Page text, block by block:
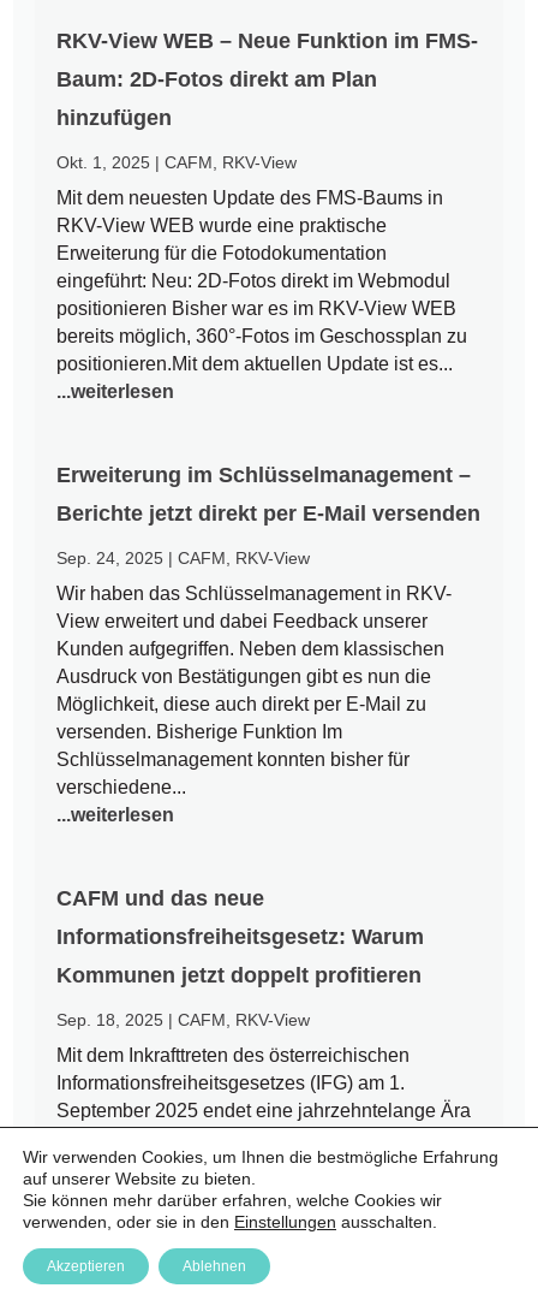
RKV-View WEB – Neue Funktion im FMS-
Baum: 2D-Fotos direkt am Plan
hinzufügen
Okt. 1, 2025 |CAFM RKV-View
Mit dem neuesten Update des FMS-Baums in
RKV-View WEB wurde eine praktische
Erweiterung für die Fotodokumentation
eingeführt: Neu: 2D-Fotos direkt im Webmodul
positionieren Bisher war es im RKV-View WEB
bereits möglich, 360°-Fotos im Geschossplan zu
positionieren.Mit dem aktuellen Update ist es...
...weiterlesen
Erweiterung im Schlüsselmanagement –
Berichte jetzt direkt per E-Mail versenden
Sep. 24, 2025 |CAFM RKV-View
Wir haben das Schlüsselmanagement in RKV-
View erweitert und dabei Feedback unserer
Kunden aufgegriffen. Neben dem klassischen
Ausdruck von Bestätigungen gibt es nun die
Möglichkeit, diese auch direkt per E-Mail zu
versenden. Bisherige Funktion Im
Schlüsselmanagement konnten bisher für
verschiedene...
...weiterlesen
CAFM und das neue
Informationsfreiheitsgesetz: Warum
Kommunen jetzt doppelt profitieren
Sep. 18, 2025 |CAFM RKV-View
Mit dem Inkrafttreten des österreichischen
Informationsfreiheitsgesetzes (IFG) am 1.
September 2025 endet eine jahrzehntelange Ära
haben nun einen Rechtsanspruch auf Zugang zu
amtlichen Informationen – auch auf kommunaler
Ebene. Für Städte und Gemeinden...
...weiterlesen
Wir verwenden Cookies, um Ihnen die bestmögliche Erfahrung
auf unserer Website zu bieten.
Sie können mehr darüber erfahren, welche Cookies wir
verwenden, oder sie in den Einstellungen ausschalten.
Akzeptieren Ablehnen